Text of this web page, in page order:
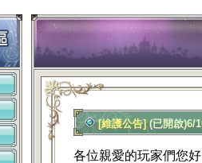
[維護公告] (已開啟)6/
各位親愛的玩家們您